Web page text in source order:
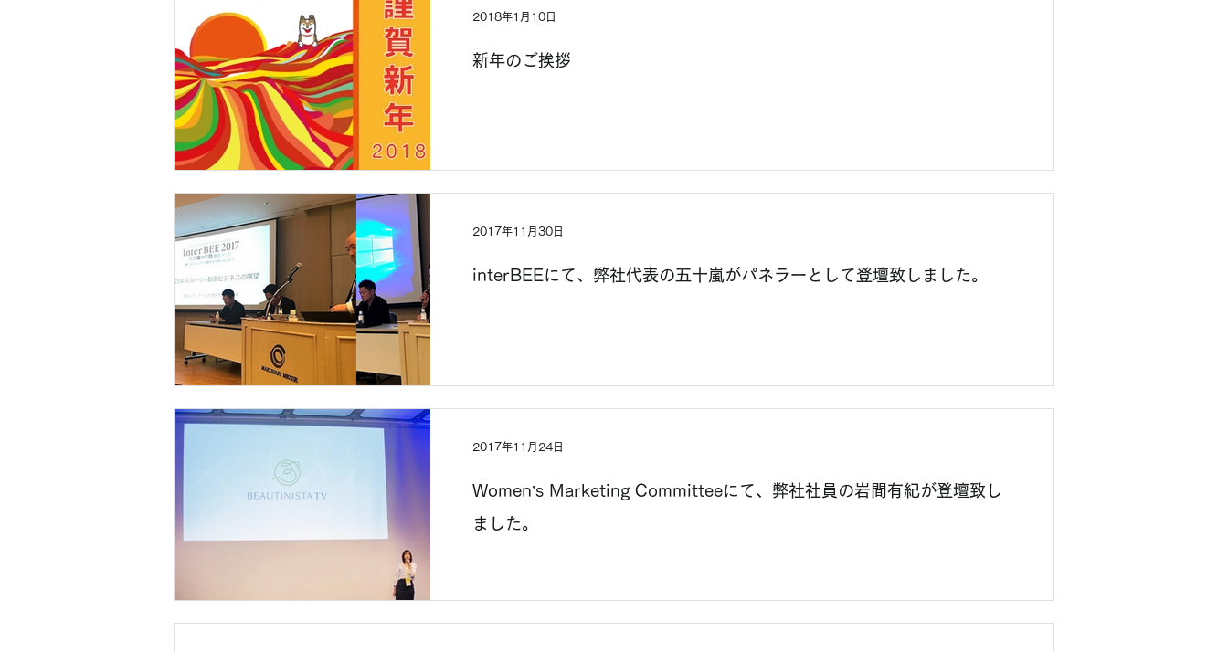
新年のご挨拶
2018年1月10日
interBEEにて、弊社代表の五十嵐がパネラーとして登壇致しました。
2017年11月30日
Women’s Marketing Committeeにて、弊社社員の岩間有紀が登壇致し
ました。
2017年11月24日